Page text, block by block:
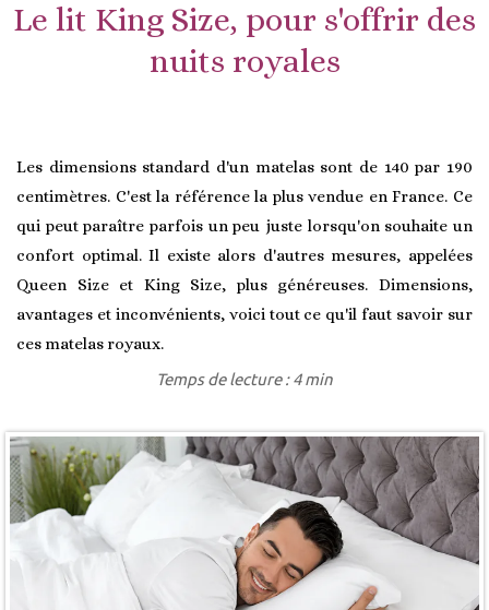
Le lit King Size, pour s'offrir des
nuits royales
Les dimensions standard d'un matelas sont de 140 par 190
centimètres. C'est la référence la plus vendue en France. Ce
qui peut paraître parfois un peu juste lorsqu'on souhaite un
confort optimal. Il existe alors d'autres mesures, appelées
Queen Size et King Size, plus généreuses. Dimensions,
avantages et inconvénients, voici tout ce qu'il faut savoir sur
ces matelas royaux.
Temps de lecture : 4 min